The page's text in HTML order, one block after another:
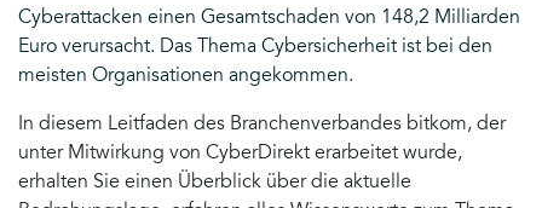
Cyberattacken einen Gesamtschaden von 148,2 Milliarden
Euro verursacht. Das Thema Cybersicherheit ist bei den
meisten Organisationen angekommen.
In diesem Leitfaden des Branchenverbandes bitkom, der
unter Mitwirkung von CyberDirekt erarbeitet wurde,
erhalten Sie einen Überblick über die aktuelle